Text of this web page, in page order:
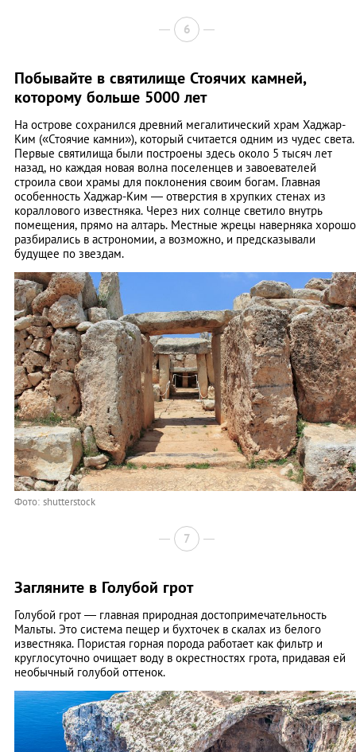
6
Побывайте в святилище Стоячих камней,
которому больше 5000 лет
На острове сохранился древний мегалитический храм Хаджар-
Ким («Стоячие камни»), который считается одним из чудес света.
Первые святилища были построены здесь около 5 тысяч лет
назад, но каждая новая волна поселенцев и завоевателей
строила свои храмы для поклонения своим богам. Главная
особенность Хаджар-Ким — отверстия в хрупких стенах из
кораллового известняка. Через них солнце светило внутрь
помещения, прямо на алтарь. Местные жрецы наверняка хорошо
разбирались в астрономии, а возможно, и предсказывали
будущее по звездам.
Фото: shutterstock
7
Загляните в Голубой грот
Голубой грот — главная природная достопримечательность
Мальты. Это система пещер и бухточек в скалах из белого
известняка. Пористая горная порода работает как фильтр и
круглосуточно очищает воду в окрестностях грота, придавая ей
необычный голубой оттенок.